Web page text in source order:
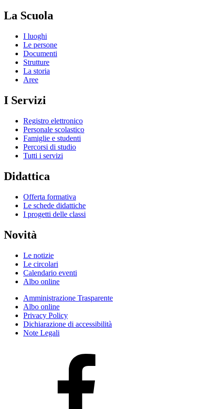
La Scuola
I luoghi
Le persone
Documenti
Strutture
La storia
Aree
I Servizi
Registro elettronico
Personale scolastico
Famiglie e studenti
Percorsi di studio
Tutti i servizi
Didattica
Offerta formativa
Le schede didattiche
I progetti delle classi
Novità
Le notizie
Le circolari
Calendario eventi
Albo online
Amministrazione Trasparente
Albo online
Privacy Policy
Dichiarazione di accessibilità
Note Legali